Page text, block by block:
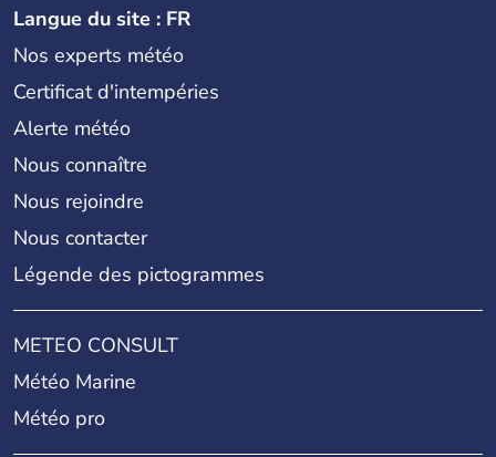
Langue du site : FR
Nos experts météo
Certificat d'intempéries
Alerte météo
Nous connaître
Nous rejoindre
Nous contacter
Légende des pictogrammes
METEO CONSULT
Météo Marine
Météo pro